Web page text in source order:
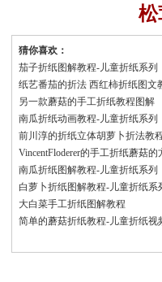
松
猜你喜欢：
茄子折纸图解教程-儿童折纸系列
纸艺番茄的折法 西红柿折纸图文
另一款蘑菇的手工折纸教程图解
南瓜折纸动画教程-儿童折纸系列
前川淳的折纸立体胡萝卜折法教
VincentFloderer的手工折纸蘑菇的
南瓜折纸图解教程-儿童折纸系列
白萝卜折纸图解教程-儿童折纸系
大白菜手工折纸图解教程
简单的蘑菇折纸教程-儿童折纸视